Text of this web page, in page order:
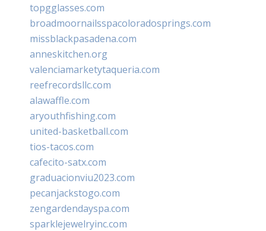
topgglasses.com
broadmoornailsspacoloradosprings.com
missblackpasadena.com
anneskitchen.org
valenciamarketytaqueria.com
reefrecordsllc.com
alawaffle.com
aryouthfishing.com
united-basketball.com
tios-tacos.com
cafecito-satx.com
graduacionviu2023.com
pecanjackstogo.com
zengardendayspa.com
sparklejewelryinc.com